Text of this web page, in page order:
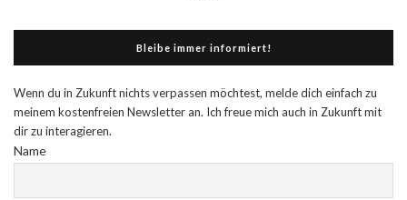
Bleibe immer informiert!
Wenn du in Zukunft nichts verpassen möchtest, melde dich einfach zu
meinem kostenfreien Newsletter an. Ich freue mich auch in Zukunft mit
dir zu interagieren.
Name